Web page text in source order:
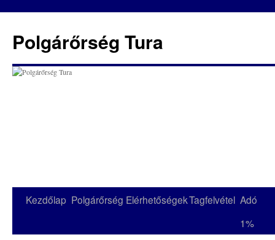
tartalomba
Polgárőrség Tura
Kezdőlap Polgárőrség ElérhetőségekTagfelvétel Adó
1%